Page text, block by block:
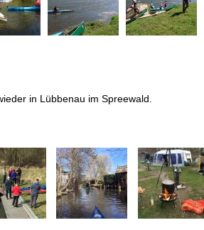
in Lübbenau im Spreewald.